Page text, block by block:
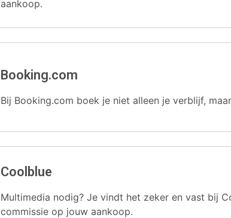
aankoop.
Booking.com
Bij Booking.com boek je niet alleen je verblijf,
Coolblue
Multimedia nodig? Je vindt het zeker en vast bij
commissie op jouw aankoop.